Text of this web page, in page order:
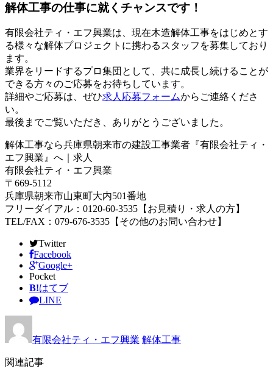
解体工事の仕事に就くチャンスです！
有限会社ティ・エフ興業は、現在木造解体工事をはじめとす
る様々な解体プロジェクトに携わるスタッフを募集しており
ます。
業界をリードするプロ集団として、共に成長し続けることが
できる方々のご応募をお待ちしています。
詳細やご応募は、ぜひ求人応募フォームからご連絡くださ
い。
最後までご覧いただき、ありがとうございました。
解体工事なら兵庫県朝来市の建設工事業者『有限会社ティ・
エフ興業』へ｜求人
有限会社ティ・エフ興業
〒669-5112
兵庫県朝来市山東町大内501番地
フリーダイアル：0120-60-3535【お見積り・求人の方】
TEL/FAX：079-676-3535【その他のお問い合わせ】
Twitter
Facebook
Google+
Pocket
B!はてブ
LINE
有限会社ティ・エフ興業 解体工事
関連記事